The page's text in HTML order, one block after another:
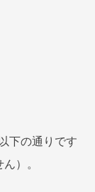
下の通りです
）。